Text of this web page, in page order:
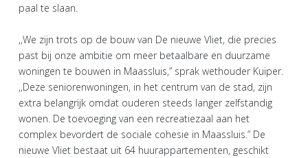
paal te slaan.
,,We zijn trots op de bouw van De nieuwe Vliet, die precies
past bij onze ambitie om meer betaalbare en duurzame
woningen te bouwen in Maassluis,” sprak wethouder Kuiper.
,,Deze seniorenwoningen, in het centrum van de stad, zijn
extra belangrijk omdat ouderen steeds langer zelfstandig
wonen. De toevoeging van een recreatiezaal aan het
complex bevordert de sociale cohesie in Maassluis.” De
nieuwe Vliet bestaat uit 64 huurappartementen, geschikt